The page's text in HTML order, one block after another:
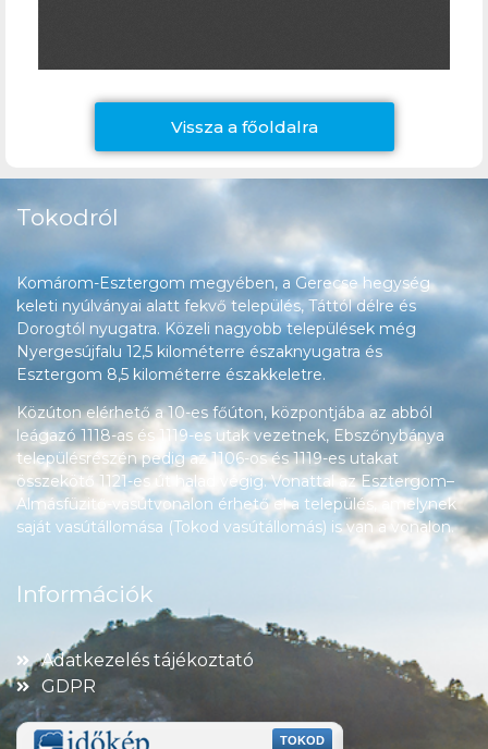
Vissza a főoldalra
Tokodról
Komárom-Esztergom megyében, a Gerecse hegység
keleti nyúlványai alatt fekvő település, Táttól délre és
Dorogtól nyugatra. Közeli nagyobb települések még
Nyergesújfalu 12,5 kilométerre északnyugatra és
Esztergom 8,5 kilométerre északkeletre.
Közúton elérhető a 10-es főúton, központjába az abból
leágazó 1118-as és 1119-es utak vezetnek, Ebszőnybánya
településrészén pedig az 1106-os és 1119-es utakat
összekötő 1121-es út halad végig. Vonattal az Esztergom–
Almásfüzitő-vasútvonalon érhető el a település, amelynek
saját vasútállomása (Tokod vasútállomás) is van a vonalon.
Információk
Adatkezelés tájékoztató
GDPR